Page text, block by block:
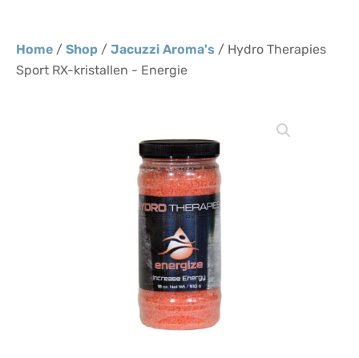
Home / Shop / Jacuzzi Aroma's / Hydro Therapies
Sport RX-kristallen - Energie